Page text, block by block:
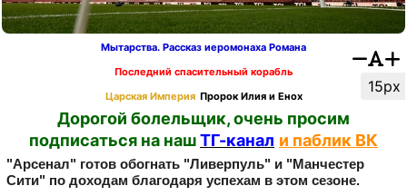
15px
Мытарства. Рассказ иеромонаха Романа
Последний спасительный корабль
Царская Империя Пророк Илия и Енох
Дорогой болельщик, очень просим
подписаться на нашТГ-канал и паблик ВК
"Арсенал" готов обогнать "Ливерпуль" и "Манчестер
Сити" по доходам благодаря успехам в этом сезоне.